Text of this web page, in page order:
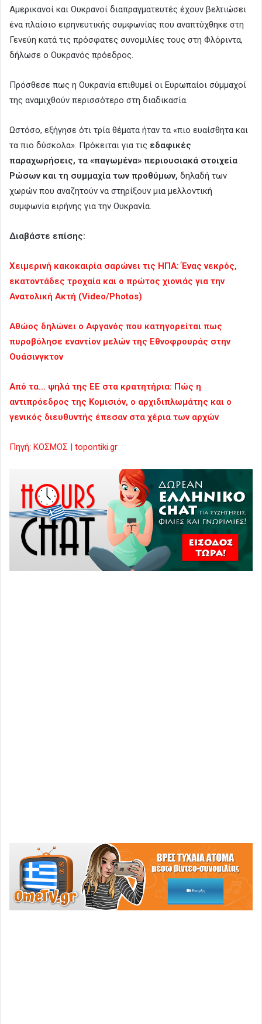
Αμερικανοί και Ουκρανοί διαπραγματευτές έχουν βελτιώσει
ένα πλαίσιο ειρηνευτικής συμφωνίας που αναπτύχθηκε στη
Γενεύη κατά τις πρόσφατες συνομιλίες τους στη Φλόριντα,
δήλωσε ο Ουκρανός πρόεδρος.
Πρόσθεσε πως η Ουκρανία επιθυμεί οι Ευρωπαίοι σύμμαχοί
της αναμιχθούν περισσότερο στη διαδικασία.
Ωστόσο, εξήγησε ότι τρία θέματα ήταν τα «πιο ευαίσθητα και
τα πιο δύσκολα». Πρόκειται για τις εδαφικές
παραχωρήσεις, τα «παγωμένα» περιουσιακά στοιχεία
Ρώσων και τη συμμαχία των προθύμων, δηλαδή των
χωρών που αναζητούν να στηρίξουν μια μελλοντική
συμφωνία ειρήνης για την Ουκρανία.
Διαβάστε επίσης:
Χειμερινή κακοκαιρία σαρώνει τις ΗΠΑ: Ένας νεκρός,
εκατοντάδες τροχαία και ο πρώτος χιονιάς για την
Ανατολική Ακτή (Video/Photos)
Αθώος δηλώνει ο Αφγανός που κατηγορείται πως
πυροβόλησε εναντίον μελών της Εθνοφρουράς στην
Ουάσινγκτον
Από τα… ψηλά της ΕΕ στα κρατητήρια: Πώς η
αντιπρόεδρος της Κομισιόν, ο αρχιδιπλωμάτης και ο
γενικός διευθυντής έπεσαν στα χέρια των αρχών
Πηγή: ΚΟΣΜΟΣ | topontiki.gr